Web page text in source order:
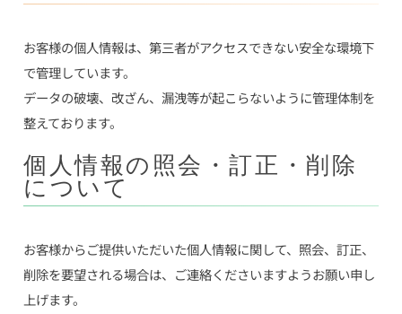
お客様の個人情報は、第三者がアクセスできない安全な環境下
で管理しています。
データの破壊、改ざん、漏洩等が起こらないように管理体制を
整えております。
個人情報の照会・訂正・削除
について
お客様からご提供いただいた個人情報に関して、照会、訂正、
削除を要望される場合は、ご連絡くださいますようお願い申し
上げます。